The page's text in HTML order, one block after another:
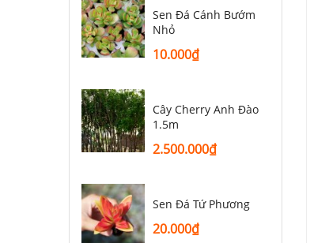
Sen Đá Cánh Bướm
Nhỏ
10.000₫
Cây Cherry Anh Đào
1.5m
2.500.000₫
Sen Đá Tứ Phương
20.000₫